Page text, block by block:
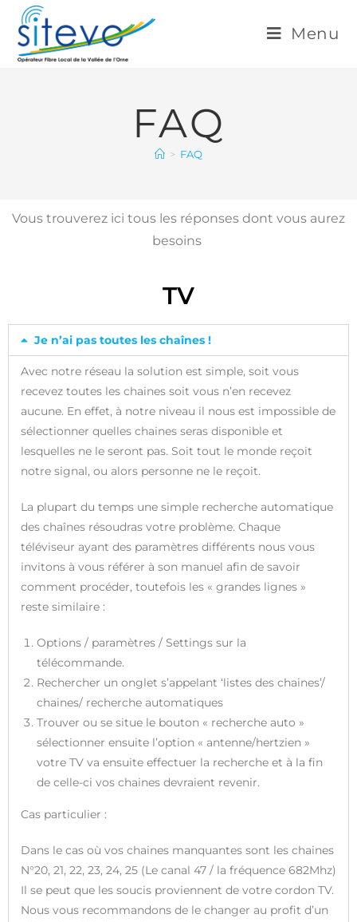
Menu
FAQ
> FAQ
Vous trouverez ici tous les réponses dont vous aurez
besoins
TV
Je n’ai pas toutes les chaînes !
Avec notre réseau la solution est simple, soit vous
recevez toutes les chaines soit vous n’en recevez
aucune. En effet, à notre niveau il nous est impossible de
sélectionner quelles chaines seras disponible et
lesquelles ne le seront pas. Soit tout le monde reçoit
notre signal, ou alors personne ne le reçoit.
La plupart du temps une simple recherche automatique
des chaînes résoudras votre problème. Chaque
téléviseur ayant des paramètres différents nous vous
invitons à vous référer à son manuel afin de savoir
comment procéder, toutefois les « grandes lignes »
reste similaire :
Options / paramètres / Settings sur la
télécommande.
Rechercher un onglet s’appelant ‘listes des chaines’/
chaines/ recherche automatiques
Trouver ou se situe le bouton « recherche auto »
sélectionner ensuite l’option « antenne/hertzien »
votre TV va ensuite effectuer la recherche et à la fin
de celle-ci vos chaines devraient revenir.
Cas particulier :
Dans le cas où vos chaines manquantes sont les chaines
N°20, 21, 22, 23, 24, 25 (Le canal 47 / la fréquence 682Mhz)
Il se peut que les soucis proviennent de votre cordon TV.
Nous vous recommandons de le changer au profit d’un